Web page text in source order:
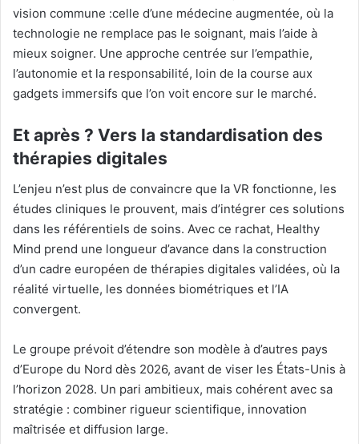
vision commune :celle d’une médecine augmentée, où la
technologie ne remplace pas le soignant, mais l’aide à
mieux soigner. Une approche centrée sur l’empathie,
l’autonomie et la responsabilité, loin de la course aux
gadgets immersifs que l’on voit encore sur le marché.
Et après ? Vers la standardisation des
thérapies digitales
L’enjeu n’est plus de convaincre que la VR fonctionne, les
études cliniques le prouvent, mais d’intégrer ces solutions
dans les référentiels de soins. Avec ce rachat, Healthy
Mind prend une longueur d’avance dans la construction
d’un cadre européen de thérapies digitales validées, où la
réalité virtuelle, les données biométriques et l’IA
convergent.
Le groupe prévoit d’étendre son modèle à d’autres pays
d’Europe du Nord dès 2026, avant de viser les États-Unis à
l’horizon 2028. Un pari ambitieux, mais cohérent avec sa
stratégie : combiner rigueur scientifique, innovation
maîtrisée et diffusion large.